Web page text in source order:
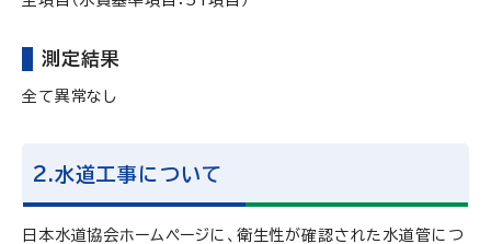
測定結果
全て異常なし
2.水道工事について
日本水道協会ホームページに、衛生性が確認された水道管につ